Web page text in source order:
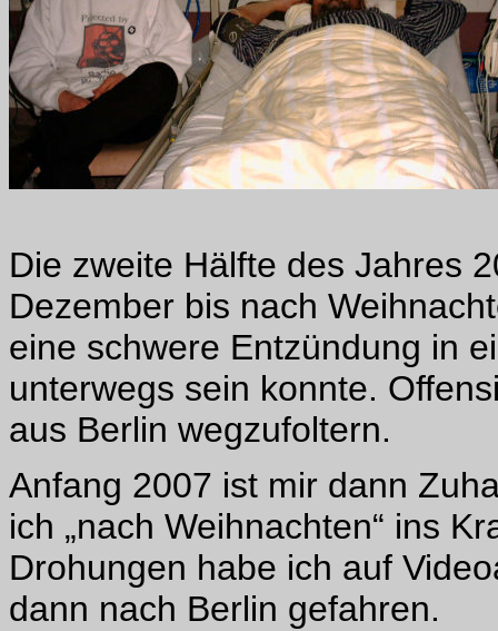
Die zweite Hälfte des Jahres
Dezember bis nach
eine schwere Entzündung in
unterwegs sein konnte.
aus Berlin wegzufoltern.
Anfang 2007 ist mir dann
ich „nach Weihnachten“ ins
Drohungen habe ich auf
dann nach Berlin gefahren.